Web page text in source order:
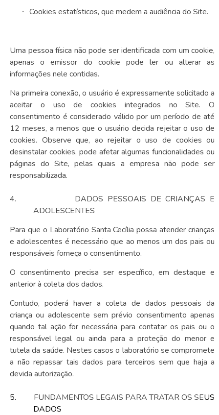
· Cookies estatísticos, que medem a audiência do Site.
Uma pessoa física não pode ser identificada com um cookie,
apenas o emissor do cookie pode ler ou alterar as
informações nele contidas.
Na primeira conexão, o usuário é expressamente solicitado a
aceitar o uso de cookies integrados no Site. O
consentimento é considerado válido por um período de até
12 meses, a menos que o usuário decida rejeitar o uso de
cookies. Observe que, ao rejeitar o uso de cookies ou
desinstalar cookies, pode afetar algumas funcionalidades ou
páginas do Site, pelas quais a empresa não pode ser
responsabilizada.
4.
DADOS PESSOAIS DE CRIANÇAS E
ADOLESCENTES
Para que o Laboratório Santa Cecília possa atender crianças
e adolescentes é necessário que ao menos um dos pais ou
responsáveis forneça o consentimento.
O consentimento precisa ser específico, em destaque e
anterior à coleta dos dados.
Contudo, poderá haver a coleta de dados pessoais da
criança ou adolescente sem prévio consentimento apenas
quando tal ação for necessária para contatar os pais ou o
responsável legal ou ainda para a proteção do menor e
tutela da saúde. Nestes casos o laboratório se compromete
a não repassar tais dados para terceiros sem que haja a
devida autorização.
5. FUNDAMENTOS LEGAIS PARA TRATAR OS SEUS
DADOS